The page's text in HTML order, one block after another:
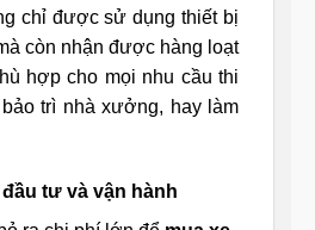
chỉ được sử dụng thiết bị
còn nhận được hàng loạt
hợp cho mọi nhu cầu thi
trì nhà xưởng, hay làm
tư và vận hành